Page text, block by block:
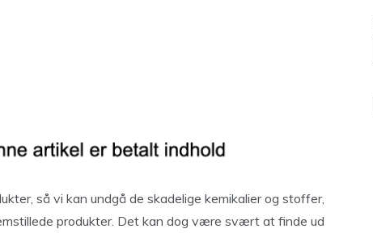
så vi kan undgå de skadelige kemikalier og stoffer,
produkter. Det kan dog være svært at finde ud